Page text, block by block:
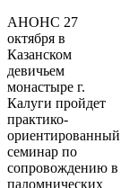
АНОНС 27
октября в
Казанском
девичьем
монастыре г.
Калуги пройдет
практико-
ориентированный
семинар по
сопровождению в
паломнических